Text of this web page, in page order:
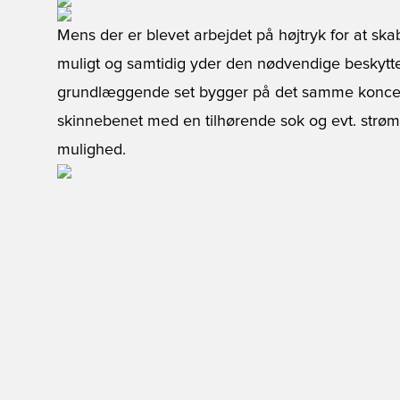
Mens der er blevet arbejdet på højtryk for at
muligt og samtidig yder den nødvendige
grundlæggende set bygger på det samme
skinnebenet med en tilhørende sok og evt.
mulighed.